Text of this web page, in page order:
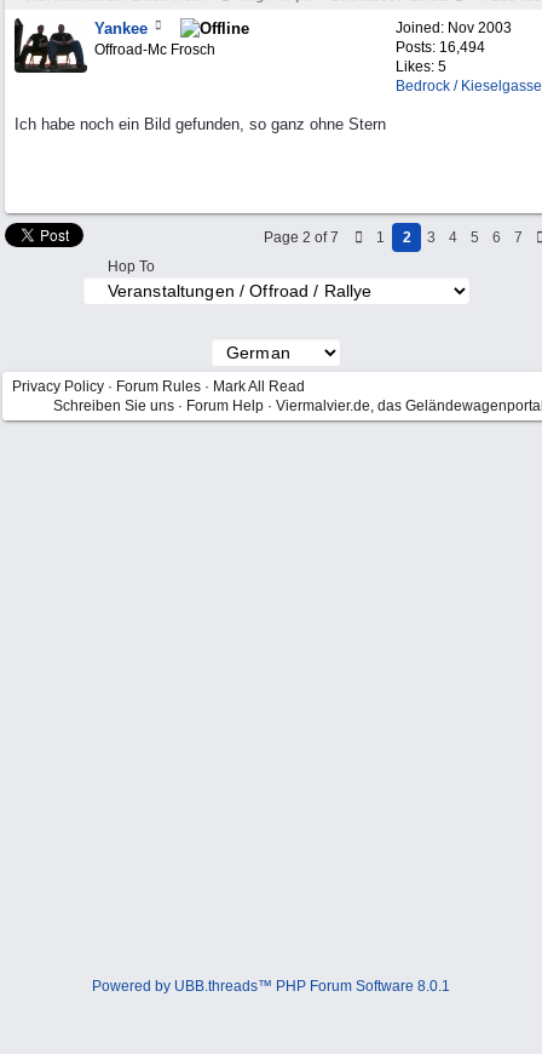
Joined: Nov 2003
Posts: 16,494
Likes: 5
Bedrock / Kieselgasse
Yankee
Offroad-Mc Frosch
Ich habe noch ein Bild gefunden, so ganz ohne Stern
Page 2 of 7 1 2 3 4 5 6
7
Hop To
Privacy Policy · Forum Rules · Mark All Read
Schreiben Sie uns · Forum Help · Viermalvier.de, das
Powered by UBB.threads™ PHP Forum Software 8.0.1